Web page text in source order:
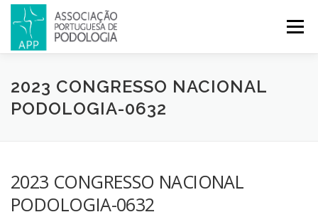
Menu
APP PODOLOGIA LICENCIATURA EM PODOLOGIA
CONGRESSOS REVISTA CONTACTOS
2023 CONGRESSO NACIONAL
PODOLOGIA-0632
2023 CONGRESSO NACIONAL
PODOLOGIA-0632